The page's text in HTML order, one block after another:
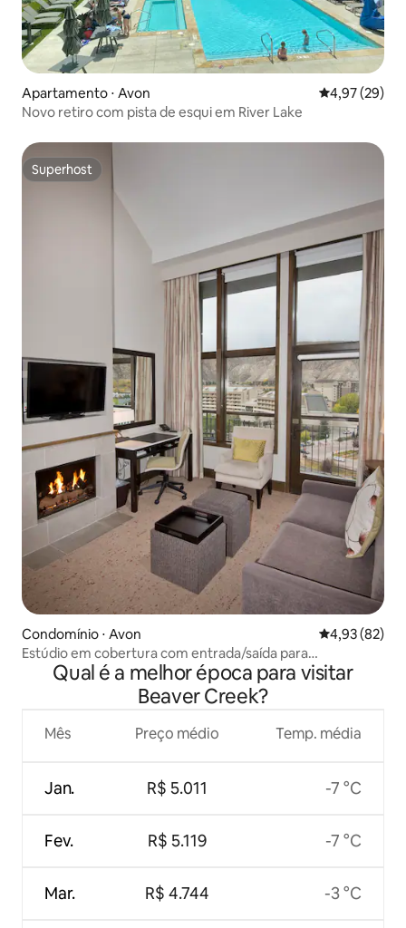
Apartamento ⋅ Avon 4,97 de uma
4,97 (29)
Novo retiro com pista de esqui em River Lake
Superhost
Superhost
Condomínio ⋅ Avon 4,93 de uma
4,93 (82)
Estúdio em cobertura com entrada/saída para
esqui/manobrista de esqui
Qual é a melhor época para visitar
Beaver Creek?
Mês
Jan.
Fev.
Mar.
Preço médio
R$ 5.011
R$ 5.119
R$ 4.744
Temp. média
-7 °C
-7 °C
-3 °C